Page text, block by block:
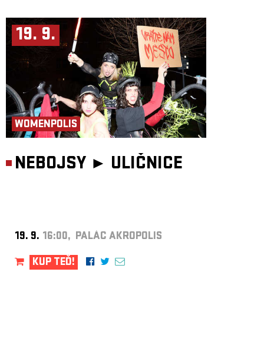
19. 9.
WOMENPOLIS
NEBOJSY ► ULIČNICE
19. 9. 16:00, PALÁC AKROPOLIS
KUP TEĎ!